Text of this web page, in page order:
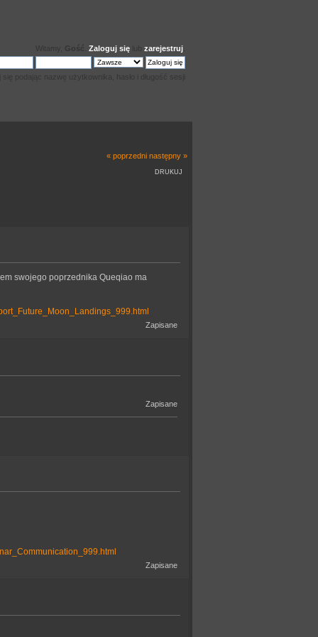
Witamy, Gość Zaloguj się lub zarejestruj
się podając nazwę użytkownika, hasło i długość sesji
« poprzedni następny »
DRUKUJ
swojego poprzednika Queqiao ma
Zapisane
Zapisane
Zapisane